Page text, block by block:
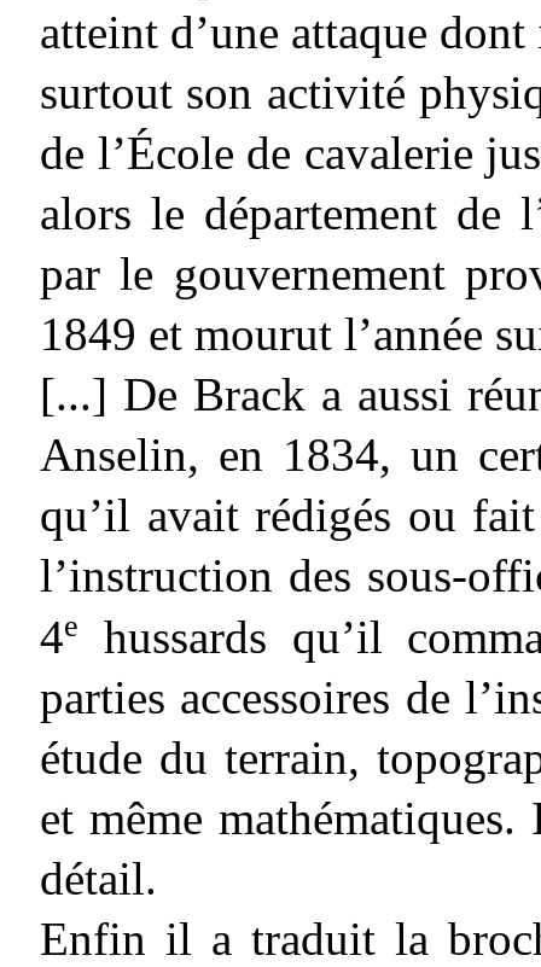
atteint d’une attaque
surtout son activité
de l’École de cavalerie
alors le département de
par le gouvernement
1849 et mourut l’année
[...] De Brack a aussi
Anselin, en 1834, un
qu’il avait rédigés ou
l’instruction des sous-
4e
hussards qu’il
parties accessoires de
étude du terrain,
et même
détail.
Enfin il a traduit la